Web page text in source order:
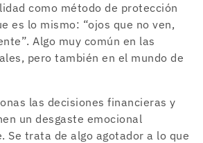
como método de protección
es lo mismo: “ojos que no ven,
Algo muy común en las
pero también en el mundo de
las decisiones financieras y
un desgaste emocional
Se trata de algo agotador a lo que